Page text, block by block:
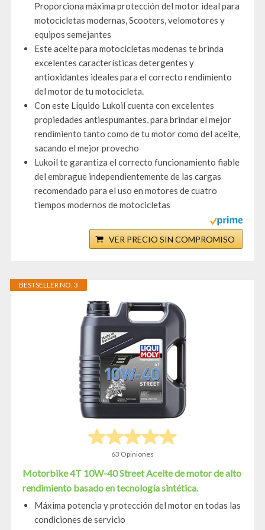
Proporciona máxima protección del motor ideal para
motocicletas modernas, Scooters, velomotores y
equipos semejantes
Este aceite para motocicletas modenas te brinda
excelentes características detergentes y
antioxidantes ideales para el correcto rendimiento
del motor de tu motocicleta.
Con este Líquido Lukoil cuenta con excelentes
propiedades antiespumantes, para brindar el mejor
rendimiento tanto como de tu motor como del aceite,
sacando el mejor provecho
Lukoil te garantiza el correcto funcionamiento fiable
del embrague independientemente de las cargas
recomendado para el uso en motores de cuatro
tiempos modernos de motocicletas
VER PRECIO SIN COMPROMISO
BESTSELLER NO. 3
63 Opiniones
Motorbike 4T 10W-40 Street Aceite de motor de alto
rendimiento basado en tecnología sintética.
Máxima potencia y protección del motor en todas las
condiciones de servicio